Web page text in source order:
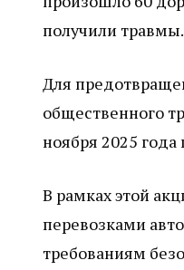
получили травмы.
Для
общественного
ноября 2025
В рамках этой
перевозками
требованиям